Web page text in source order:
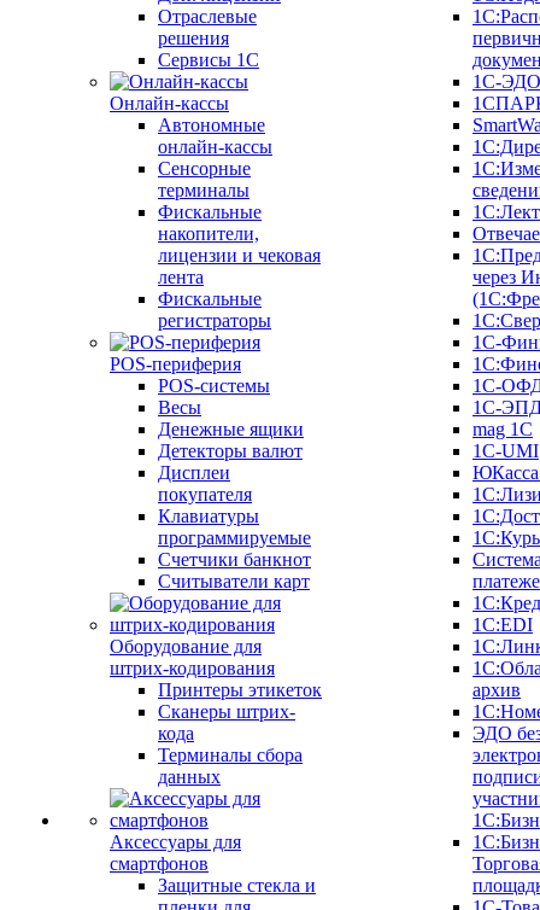
Отраслевые
решения
Сервисы 1С
Онлайн-кассы
Автономные
онлайн-кассы
Сенсорные
терминалы
Фискальные
накопители,
лицензии и чековая
лента
Фискальные
регистраторы
POS-периферия
POS-системы
Весы
Денежные ящики
Детекторы валют
Дисплеи
покупателя
Клавиатуры
программируемые
Счетчики банкнот
Считыватели карт
Оборудование для
штрих-кодирования
Принтеры этикеток
Сканеры штрих-
кода
Терминалы сбора
данных
Аксессуары для
смартфонов
Защитные стекла и
1С-ЭДО
через
1С-
1С-
1С-
mag 1C
1C-UMI
1С:EDI
архив
ЭДО